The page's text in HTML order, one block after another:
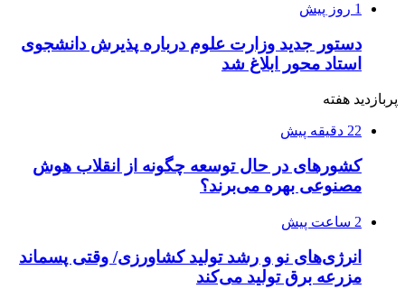
1 روز پیش
دستور جدید وزارت علوم درباره پذیرش دانشجوی
استاد محور ابلاغ شد
پربازدید هفته
22 دقیقه پیش
کشورهای در حال توسعه چگونه از انقلاب هوش
مصنوعی بهره می‌برند؟
2 ساعت پیش
انرژی‌های نو و رشد تولید کشاورزی/ وقتی پسماند
مزرعه‌ برق تولید می‌کند